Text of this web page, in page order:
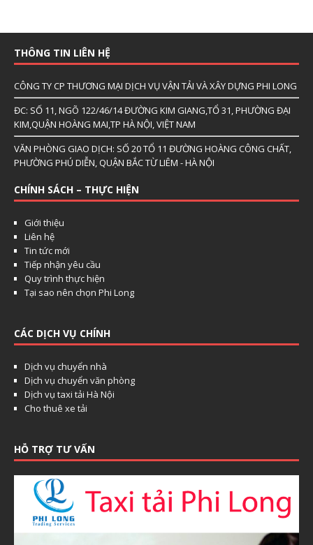
THÔNG TIN LIÊN HỆ
CÔNG TY CP THƯƠNG MẠI DỊCH VỤ VẬN TẢI VÀ XÂY DỰNG PHI LONG
ĐC: SỐ 11, NGÕ 122/46/14 ĐƯỜNG KIM GIANG,TỔ 31, PHƯỜNG ĐẠI
KIM,QUẬN HOÀNG MAI,TP HÀ NỘI, VIỆT NAM
VĂN PHÒNG GIAO DỊCH: SỐ 20 TỔ 11 ĐƯỜNG HOÀNG CÔNG CHẤT,
PHƯỜNG PHÚ DIỄN, QUẬN BẮC TỪ LIÊM - HÀ NỘI
CHÍNH SÁCH – THỰC HIỆN
Giới thiệu
Liên hệ
Tin tức mới
Tiếp nhận yêu cầu
Quy trình thực hiện
Tại sao nên chọn Phi Long
CÁC DỊCH VỤ CHÍNH
Dịch vụ chuyển nhà
Dịch vụ chuyển văn phòng
Dịch vụ taxi tải Hà Nội
Cho thuê xe tải
HỖ TRỢ TƯ VẤN